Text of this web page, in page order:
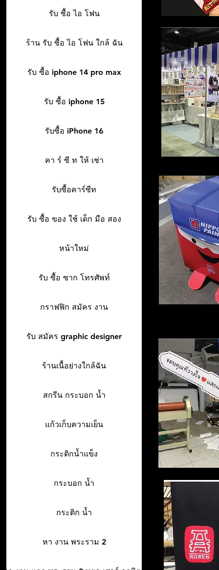
รับ ซื้อ ไอ โฟน
ร้าน รับ ซื้อ ไอ โฟน ใกล้ ฉัน
รับ ซื้อ iphone 14 pro max
รับ ซื้อ iphone 15
รับซื้อ iPhone 16
คา ร์ ซี ท ให้ เช่า
รับซื้อคาร์ซีท
รับ ซื้อ ของ ใช้ เด็ก มือ สอง
หน้าใหม่
รับ ซื้อ ซาก โทรศัพท์
กราฟฟิก สมัคร งาน
รับ สมัคร graphic designer
ร้านเนื้อย่างใกล้ฉัน
สกรีน กระบอก น้ำ
แก้วเก็บความเย็น
กระติกน้ำแข็ง
กระบอก น้ำ
กระติก น้ำ
หา งาน พระราม 2